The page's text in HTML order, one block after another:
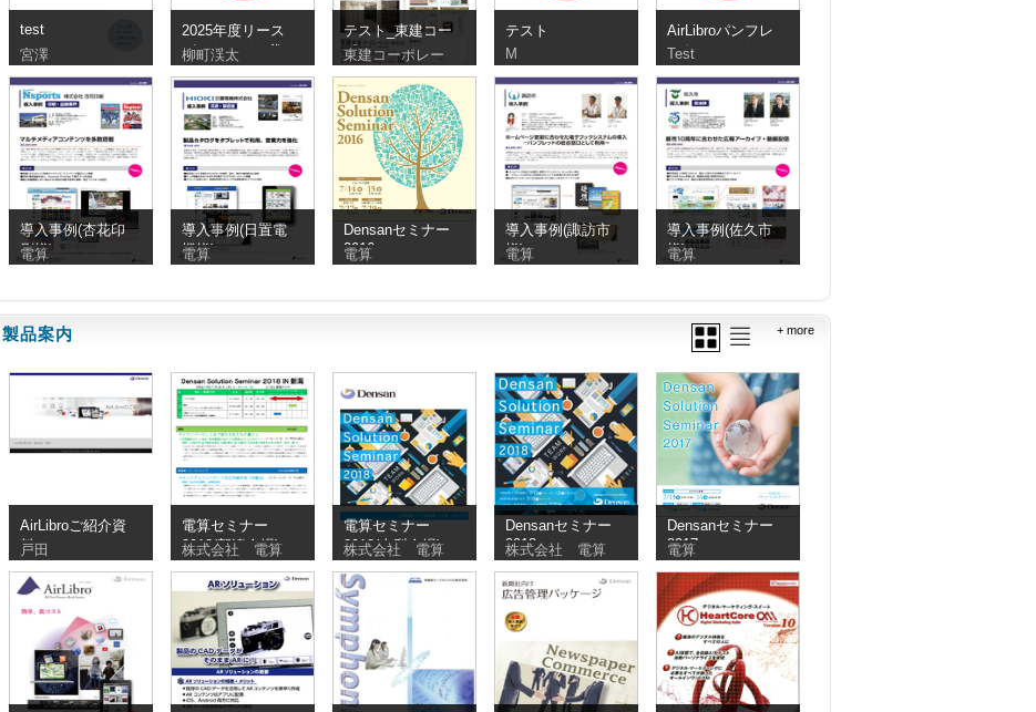
test
宮澤
2025年度リース
パッケージ・代
表者会
柳町渓太
テスト_東建コー
ポレーション
東建コーポレー
テスト
M
AirLibroパンフレ
ット マルチメ
ディア追加後
Test
導入事例(杏花印
刷様)
電算
導入事例(日置電
機様)
電算
Densanセミナー
2016
電算
導入事例(諏訪市
様)
電算
導入事例(佐久市
様)
電算
製品案内 + more
AirLibroご紹介資
料
戸田
電算セミナー
2018(新潟会場)
株式会社 電算
電算セミナー
2018(山梨会場)
株式会社 電算
Densanセミナー
2018
株式会社 電算
Densanセミナー
2017
電算